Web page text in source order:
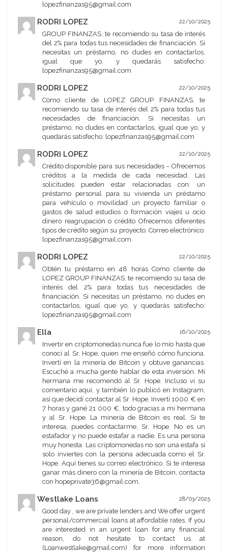
lopezfinanzas95@gmail.com
RODRI LOPEZ 22/10/2025
GROUP FINANZAS, te recomiendo su tasa de interés
del 2% para todas tus necesidades de financiación. Si
necesitas un préstamo, no dudes en contactarlos,
igual que yo, y quedarás satisfecho:
lopezfinanzas95@gmail.com
RODRI LOPEZ 22/10/2025
Como cliente de LOPEZ GROUP FINANZAS, te
recomiendo su tasa de interés del 2% para todas tus
necesidades de financiación. Si necesitas un
préstamo, no dudes en contactarlos, igual que yo, y
quedarás satisfecho: lopezfinanzas95@gmail.com
RODRI LOPEZ 22/10/2025
Crédito disponible para sus necesidades – Ofrecemos
créditos a la medida de cada necesidad. Las
solicitudes pueden estar relacionadas con: un
préstamo personal para su vivienda un préstamo
para vehículo o movilidad un proyecto familiar o
gastos de salud estudios o formación viajes u ocio
dinero reagrupación o crédito Ofrecemos diferentes
tipos de crédito según su proyecto. Correo electrónico:
lopezfinanzas95@gmail.com
RODRI LOPEZ 22/10/2025
Obtén tu préstamo en 48 horas Como cliente de
LOPEZ GROUP FINANZAS, te recomiendo su tasa de
interés del 2% para todas tus necesidades de
financiación. Si necesitas un préstamo, no dudes en
contactarlos, igual que yo, y quedarás satisfecho:
lopezfinanzas95@gmail.com
Ella 16/10/2025
Invertir en criptomonedas nunca fue lo mío hasta que
conocí al Sr. Hope, quien me enseñó cómo funciona.
Invertí en la minería de Bitcoin y obtuve ganancias.
Escuché a mucha gente hablar de esta inversión. Mi
hermana me recomendó al Sr. Hope. Incluso vi su
comentario aquí, y también lo publicó en Instagram,
así que decidí contactar al Sr. Hope. Invertí 1000 € en
7 horas y gané 21 000 €, todo gracias a mi hermana
y al Sr. Hope. La minería de Bitcoin es real. Si te
interesa, puedes contactarme, Sr. Hope. No es un
estafador y no puede estafar a nadie. Es una persona
muy honesta. Las criptomonedas no son una estafa si
solo inviertes con la persona adecuada como el Sr.
Hope. Aquí tienes su correo electrónico. Si te interesa
ganar más dinero con la minería de Bitcoin, contacta
con hopeprivate36@gmail.com.
Westlake Loans 28/03/2025
Good day , we are private lenders and We offer urgent
personal/commercial loans at affordable rates, If you
are interested in an urgent loan for any financial
reason, do not hesitate to contact us at
(Loanwestlake@gmail.com) for more information